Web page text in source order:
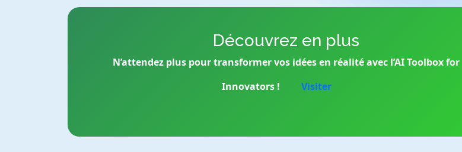
Découvrez en plus
N’attendez plus pour transformer vos idées en réalité avec l’AI Toolbox for
Innovators !
Visiter